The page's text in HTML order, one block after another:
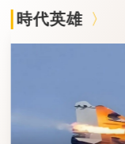
時代英雄